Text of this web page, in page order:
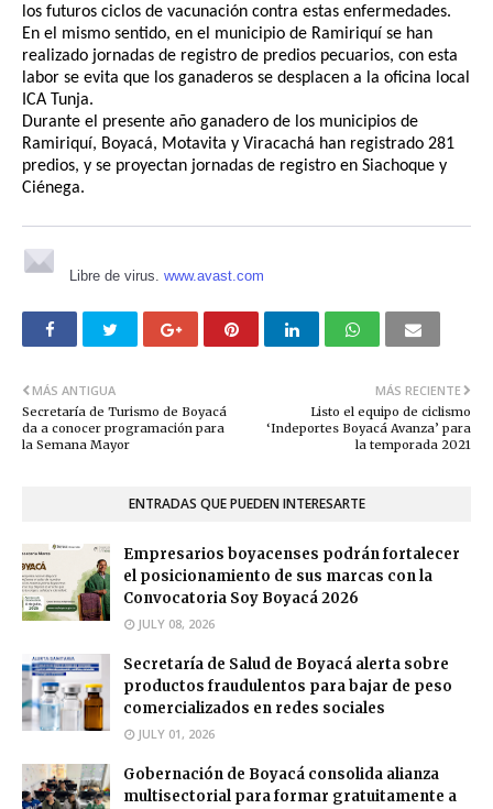
los futuros ciclos de vacunación contra estas enfermedades.
En el mismo sentido, en el municipio de Ramiriquí se han
realizado jornadas de registro de predios pecuarios, con esta
labor se evita que los ganaderos se desplacen a la oficina local
ICA Tunja.
Durante el presente año ganadero de los municipios de
Ramiriquí, Boyacá, Motavita y Viracachá han registrado 281
predios, y se proyectan jornadas de registro en Siachoque y
Ciénega.
Libre de virus. www.avast.com
MÁS RECIENTE
Listo el equipo de ciclismo
‘Indeportes Boyacá Avanza’ para
la temporada 2021
MÁS ANTIGUA
Secretaría de Turismo de Boyacá
da a conocer programación para
la Semana Mayor
ENTRADAS QUE PUEDEN INTERESARTE
Empresarios boyacenses podrán fortalecer
el posicionamiento de sus marcas con la
Convocatoria Soy Boyacá 2026
JULY 08, 2026
Secretaría de Salud de Boyacá alerta sobre
productos fraudulentos para bajar de peso
comercializados en redes sociales
JULY 01, 2026
Gobernación de Boyacá consolida alianza
multisectorial para formar gratuitamente a